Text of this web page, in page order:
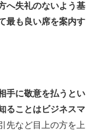
へ失礼のないよう基
最も良い席を案内す
手に敬意を払うとい
ることはビジネスマ
先など目上の方を上